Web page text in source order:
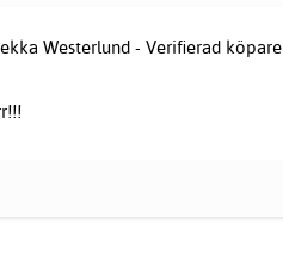
Westerlund - Verifierad köpare